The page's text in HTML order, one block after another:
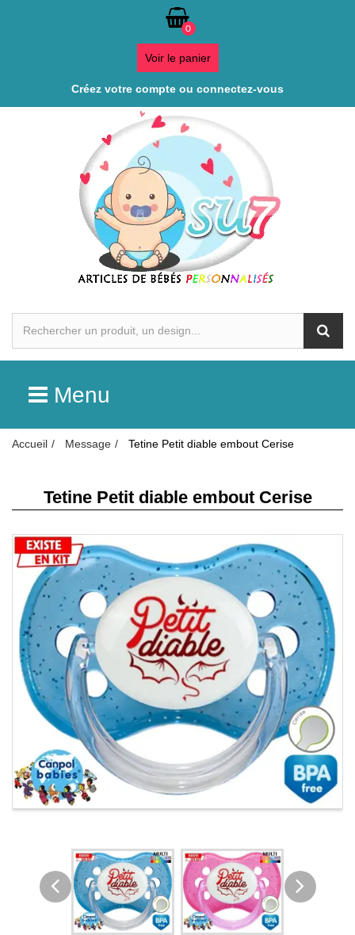
0
Voir le panier
Créez votre compte ou connectez-vous
Menu
Accueil Message Tetine Petit diable embout Cerise
Tetine Petit diable embout Cerise